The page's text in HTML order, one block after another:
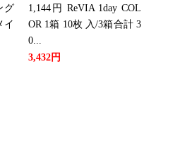
グ
イ
1,144円 ReVIA 1day COL
OR 1箱 10枚 入/3箱合計 3
0...
3,432円